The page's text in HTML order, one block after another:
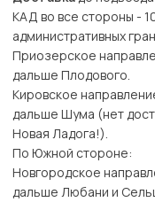
КАД во все стороны -
административных
Приозерское
дальше Плодового.
Кировское
дальше Шума (нет
Новая Ладога!).
По Южной стороне:
Новгородское
дальше Любани и